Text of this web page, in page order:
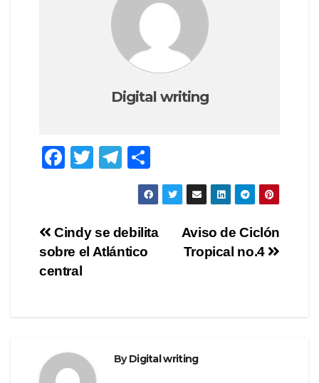
Digital writing
F
e
b
o
T
er
T
el
gr
a
h
ar
e
Post
navigation
Aviso de Ciclón
Tropical no.4
Cindy se debilita
sobre el Atlántico
central
ByDigital writing